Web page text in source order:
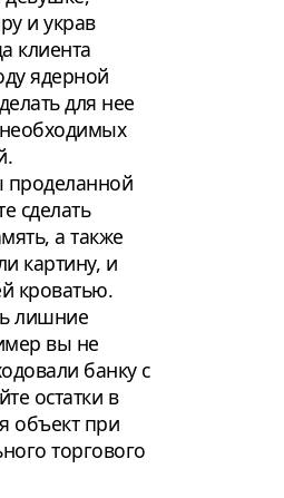
и украв
клиента
ядерной
для нее
проделанной
сделать
а также
картину, и
кроватью.
лишние
вы не
банку с
остатки в
объект при
торгового